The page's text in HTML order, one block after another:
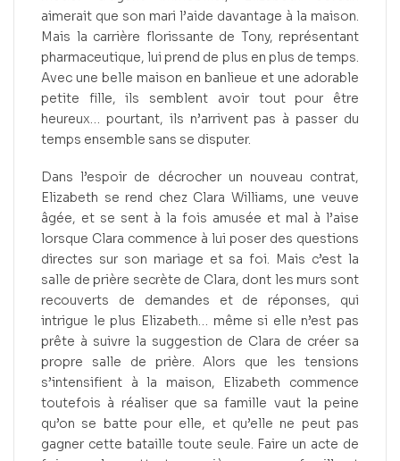
aimerait que son mari l’aide davantage à la maison.
Mais la carrière florissante de Tony, représentant
pharmaceutique, lui prend de plus en plus de temps.
Avec une belle maison en banlieue et une adorable
petite fille, ils semblent avoir tout pour être
heureux… pourtant, ils n’arrivent pas à passer du
temps ensemble sans se disputer.
Dans l’espoir de décrocher un nouveau contrat,
Elizabeth se rend chez Clara Williams, une veuve
âgée, et se sent à la fois amusée et mal à l’aise
lorsque Clara commence à lui poser des questions
directes sur son mariage et sa foi. Mais c’est la
salle de prière secrète de Clara, dont les murs sont
recouverts de demandes et de réponses, qui
intrigue le plus Elizabeth… même si elle n’est pas
prête à suivre la suggestion de Clara de créer sa
propre salle de prière. Alors que les tensions
s’intensifient à la maison, Elizabeth commence
toutefois à réaliser que sa famille vaut la peine
qu’on se batte pour elle, et qu’elle ne peut pas
gagner cette bataille toute seule. Faire un acte de